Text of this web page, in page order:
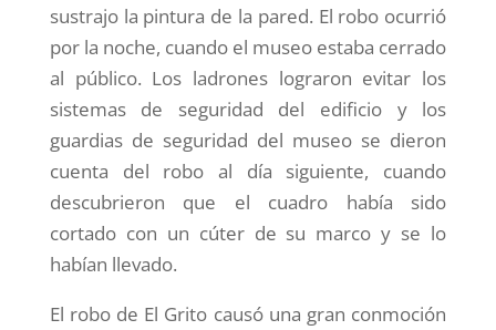
sustrajo la pintura de la pared. El robo ocurrió
por la noche, cuando el museo estaba cerrado
al público. Los ladrones lograron evitar los
sistemas de seguridad del edificio y los
guardias de seguridad del museo se dieron
cuenta del robo al día siguiente, cuando
descubrieron que el cuadro había sido
cortado con un cúter de su marco y se lo
habían llevado.
El robo de El Grito causó una gran conmoción